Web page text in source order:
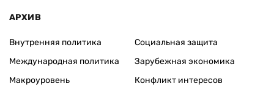
АРХИВ
Внутренняя политика
Международная политика
Макроуровень
Социальная защита
Зарубежная экономика
Конфликт интересов